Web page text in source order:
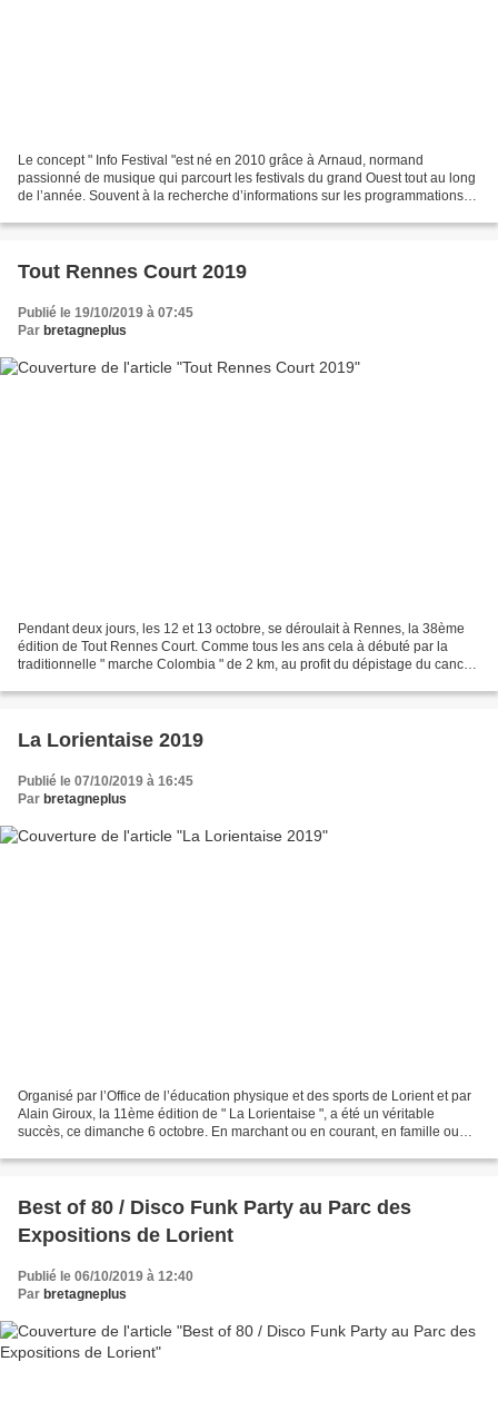
Le concept " Info Festival "est né en 2010 grâce à Arnaud, normand
passionné de musique qui parcourt les festivals du grand Ouest tout au long
de l’année. Souvent à la recherche d’informations sur les programmations
Tout Rennes Court 2019
Publié le 19/10/2019 à 07:45
Par bretagneplus
Pendant deux jours, les 12 et 13 octobre, se déroulait à Rennes, la 38ème
édition de Tout Rennes Court. Comme tous les ans cela à débuté par la
traditionnelle " marche Colombia " de 2 km, au profit du dépistage du cancer
La Lorientaise 2019
Publié le 07/10/2019 à 16:45
Par bretagneplus
Organisé par l’Office de l’éducation physique et des sports de Lorient et par
Alain Giroux, la 11ème édition de " La Lorientaise ", a été un véritable
succès, ce dimanche 6 octobre. En marchant ou en courant, en famille ou
Best of 80 / Disco Funk Party au Parc des
Expositions de Lorient
Publié le 06/10/2019 à 12:40
Par bretagneplus